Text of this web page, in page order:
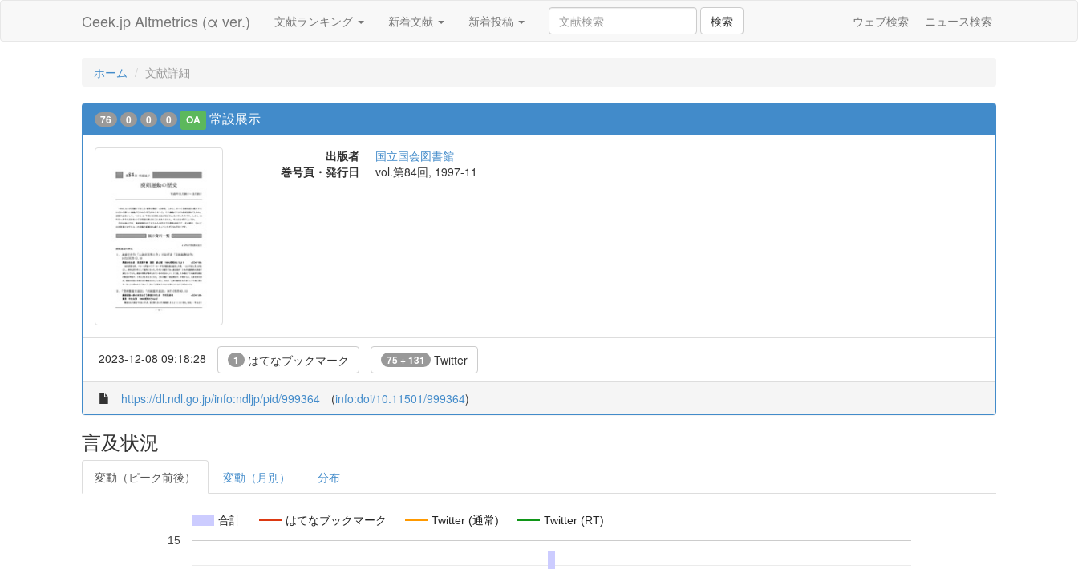
Ceek.jp Altmetrics (α ver.) 文献ランキング 新着文献 新着投稿 検索 ウェブ検索 ニュース検索
ホーム 文献詳細
76 0 0 0 OA 常設展示
出版者
国立国会図書館
巻号頁・発行日
vol.第84回, 1997-11
2023-12-08 09:18:28 1 はてなブックマーク 75 + 131 Twitter
https://dl.ndl.go.jp/info:ndljp/pid/999364 (info:doi/10.11501/999364)
言及状況
変動（ピーク前後） 変動（月別） 分布
合計 はてなブックマーク Twitter (通常) Twitter (RT)
15